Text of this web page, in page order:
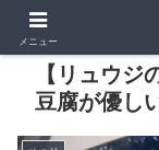
【リュウジ
豆腐が優し
メニュー